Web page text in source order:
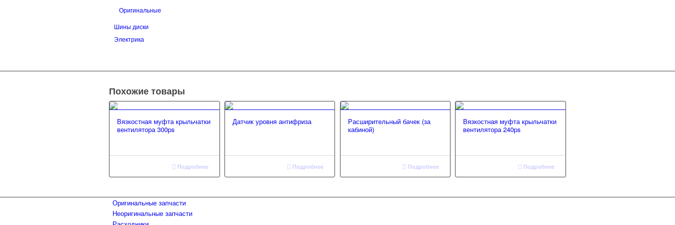
Оригинальные
Шины диски
Электрика
Похожие товары
Вязкостная муфта крыльчатки
вентилятора 300ps
Подробнее
Датчик уровня антифриза
Подробнее
Расширительный бачек (за
кабиной)
Подробнее
Вязкостная муфта крыльчатки
вентилятора 240ps
Подробнее
Оригинальные запчасти
Неоригинальные запчасти